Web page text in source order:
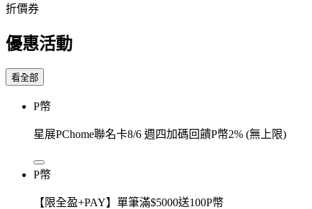
折價券
優惠活動
看全部
P幣
星展PChome聯名卡8/6 週四加碼回饋P幣2% (無上限)
P幣
【限全盈+PAY】單筆滿$5000送100P幣